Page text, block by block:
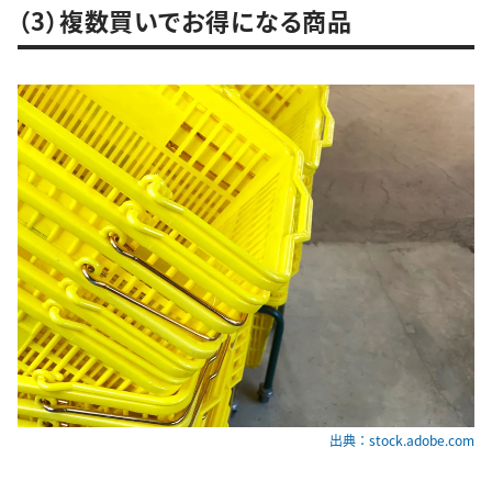
（3）複数買いでお得になる商品
出典：stock.adobe.com